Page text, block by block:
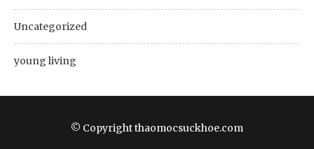
Uncategorized
young living
© Copyright thaomocsuckhoe.com